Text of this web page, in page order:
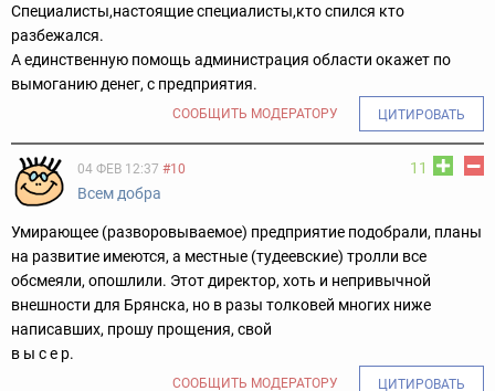
Специалисты,настоящие специалисты,кто спился кто
разбежался.
А единственную помощь администрация области окажет по
вымоганию денег, с предприятия.
СООБЩИТЬ МОДЕРАТОРУ ЦИТИРОВАТЬ
11
04 ФЕВ 12:37 #10
Всем добра
Умирающее (разворовываемое) предприятие подобрали, планы
на развитие имеются, а местные (тудеевские) тролли все
обсмеяли, опошлили. Этот директор, хоть и непривычной
внешности для Брянска, но в разы толковей многих ниже
написавших, прошу прощения, свой
в ы с е р.
СООБЩИТЬ МОДЕРАТОРУ ЦИТИРОВАТЬ